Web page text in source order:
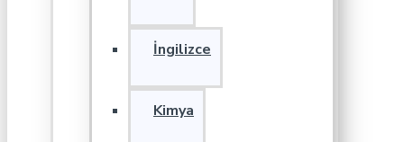
İngilizce
Kimya